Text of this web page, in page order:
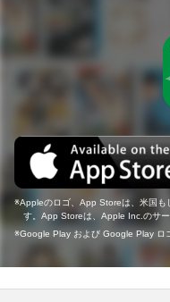
Appleのロゴ、App Storeは、米国も
す。App Storeは、Apple Inc.のサー
Google Play および Google Play ロ